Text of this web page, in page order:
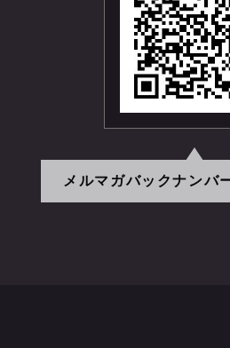
メルマガバックナンバ